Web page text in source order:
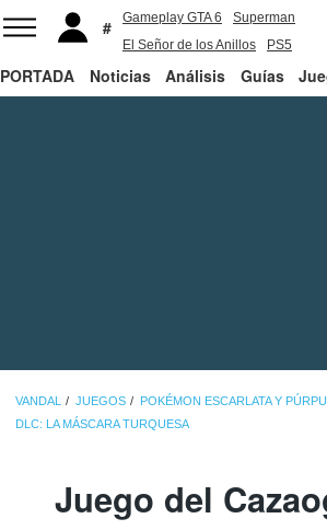
Gameplay GTA 6
Superman
El Señor de los Anillos
PS5
PORTADA Noticias Análisis Guías
VANDAL JUEGOS POKÉMON ESCARLATA Y
DLC: LA MÁSCARA TURQUESA
Juego del